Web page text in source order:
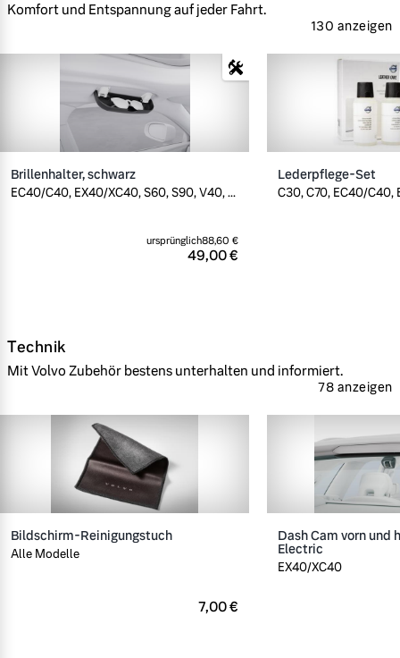
Komfort und Entspannung auf jeder Fahrt.
130 anzeigen
Brillenhalter, schwarz
EC40/C40, EX40/XC40, S60, S90, V40, ...
49,00 €
ursprünglich88,60 €
Lederpflege-Set
C30, C70, EC40/C40,
Technik
Mit Volvo Zubehör bestens unterhalten und informiert.
78 anzeigen
Bildschirm-Reinigungstuch
Alle Modelle
7,00 €
Dash Cam vorn und
Electric
EX40/XC40